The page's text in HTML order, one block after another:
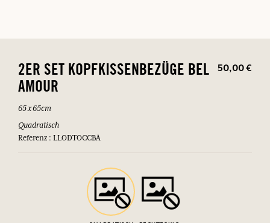
2ER SET KOPFKISSENBEZÜGE BEL
AMOUR
50,00 €
65 x 65cm
Quadratisch
Referenz : LLODTOCCBA